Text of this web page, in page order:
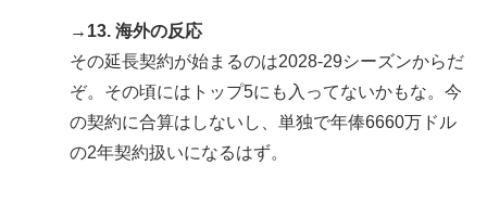
→13. 海外の反応
その延長契約が始まるのは2028-29シーズンからだ
ぞ。その頃にはトップ5にも入ってないかもな。今
の契約に合算はしないし、単独で年俸6660万ドル
の2年契約扱いになるはず。